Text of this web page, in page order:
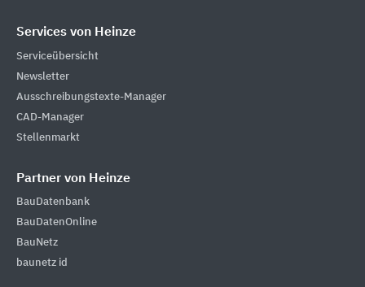
Services von Heinze
Serviceübersicht
Newsletter
Ausschreibungstexte-Manager
CAD-Manager
Stellenmarkt
Partner von Heinze
BauDatenbank
BauDatenOnline
BauNetz
baunetz id